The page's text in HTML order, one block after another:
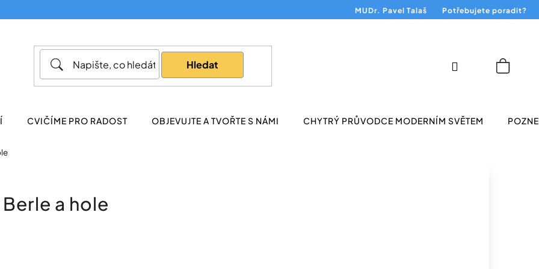
MUDr. Pavel Talaš Potřebujete poradit?
Hledat
CVIČÍME PRO RADOST OBJEVUJTE A TVOŘTE S NÁMI CHYTRÝ PRŮVODCE MODERNÍM SVĚTEM
Přihlášení
Berle a hole
Co potřebujete najít?